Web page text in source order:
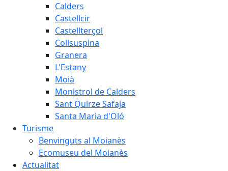
Calders
Castellcir
Castellterçol
Collsuspina
Granera
L'Estany
Moià
Monistrol de Calders
Sant Quirze Safaja
Santa Maria d'Oló
Turisme
Benvinguts al Moianès
Ecomuseu del Moianès
Actualitat